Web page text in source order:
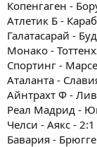
Копенгаген -
Атлетик Б -
Галатасарай -
Монако -
Спортинг -
Аталанта -
Айнтрахт Ф -
Реал Мадрид -
Челси - Аякс - 2:1
Бавария -